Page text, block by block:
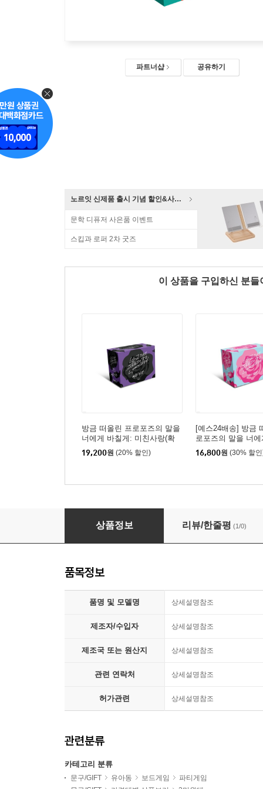
파트너샵 공유하기
노르잇 신제품 출시 기념 할인&사은품 증정!
문학 디퓨저 사은품 이벤트
스킵과 로퍼 2차 굿즈
이 상품을 구입하신 분
방금 떠올린 프로포즈의 말을
너에게 바칠게: 미친사랑(확
장) / 보드게임
19,200원 (20% 할인)
[예스24배송] 방금
로포즈의 말을 너
게: 설레는 연인들(
드게임
16,800원 (30% 할
방금 떠올린 프로포즈의 말을 너에게 바칠게 /
상품정보 리뷰/한줄평 (1/0)
품목정보
품명 및 모델명 상세설명참조
제조자/수입자 상세설명참조
제조국 또는 원산지 상세설명참조
관련 연락처 상세설명참조
허가관련 상세설명참조
관련분류
카테고리 분류
문구/GIFT 유아동 보드게임
파티게임